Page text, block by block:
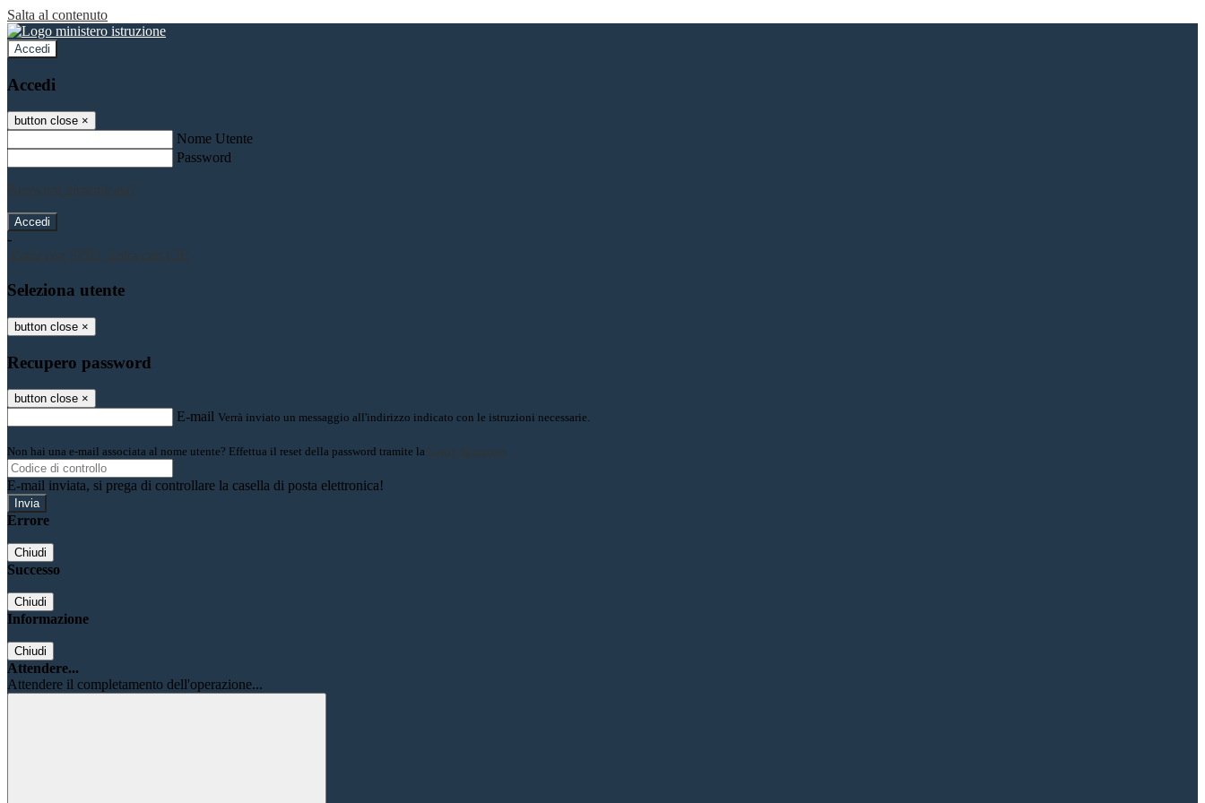
Salta al contenuto
Accedi
Accedi
button close ×
Nome Utente
Password
Password dimenticata?
-
Entra con SPID
Entra con CIE
Seleziona utente
button close ×
Recupero password
button close ×
E-mail Verrà inviato un messaggio all'indirizzo indicato con le istruzioni necessarie.
Non hai una e-mail associata al nome utente? Effettua il reset della password tramite la Login Spaggiari
E-mail inviata, si prega di controllare la casella di posta elettronica!
Errore
Chiudi
Successo
Chiudi
Informazione
Chiudi
Attendere...
Attendere il completamento dell'operazione...